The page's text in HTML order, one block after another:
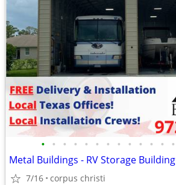
• • • • • • • • • • • • •
Metal Buildings - RV Storage Building
7/16 corpus christi